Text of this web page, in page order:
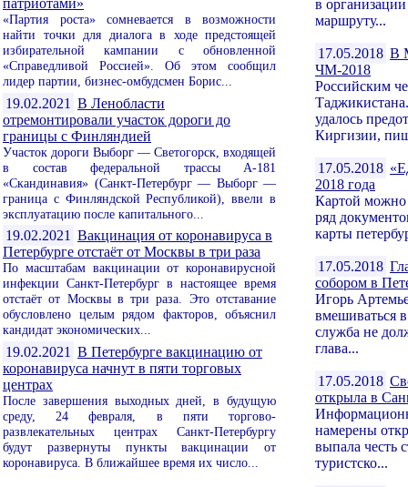
патриотами»
«Партия роста» сомневается в возможности
найти точки для диалога в ходе предстоящей
избирательной кампании с обновленной
«Справедливой Россией». Об этом сообщил
лидер партии, бизнес-омбудсмен Борис...
19.02.2021 В Ленобласти
отремонтировали участок дороги до
границы с Финляндией
Участок дороги Выборг — Светогорск, входящей
в состав федеральной трассы А-181
«Скандинавия» (Санкт-Петербург — Выборг —
граница с Финляндской Республикой), ввели в
эксплуатацию после капитального...
19.02.2021 Вакцинация от коронавируса в
Петербурге отстаёт от Москвы в три раза
По масштабам вакцинации от коронавирусной
инфекции Санкт-Петербург в настоящее время
отстаёт от Москвы в три раза. Это отставание
обусловлено целым рядом факторов, объяснил
кандидат экономических...
19.02.2021 В Петербурге вакцинацию от
коронавируса начнут в пяти торговых
центрах
После завершения выходных дней, в будущую
среду, 24 февраля, в пяти торгово-
развлекательных центрах Санкт-Петербургу
будут развернуты пункты вакцинации от
коронавируса. В ближайшее время их число...
в
маршруту...
17.05.2018 В
ЧМ-2018
Российским
удалось
Киргизии,
17.05.2018
2018 года
Картой можно
ряд
карты
17.05.2018
собором в
Игорь
вмешиваться
служба не
глава...
17.05.2018
открыла в
намерены
выпала честь
туристско...